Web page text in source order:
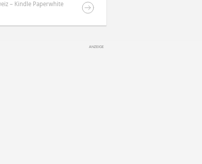
– Kindle Paperwhite